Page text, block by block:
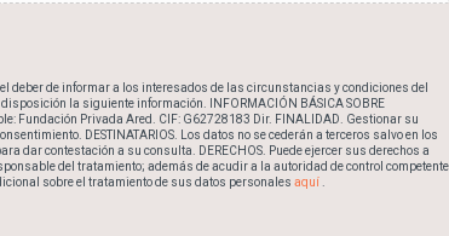
deber de informar a los interesados ​​de las circunstancias y condiciones del
la siguiente información. INFORMACIÓN BÁSICA SOBRE
Fundación Privada Ared. CIF: G62728183 Dir. FINALIDAD. Gestionar su
DESTINATARIOS. Los datos no se cederán a terceros salvo en los
dar contestación a su consulta. DERECHOS. Puede ejercer sus derechos a
del tratamiento; además de acudir a la autoridad de control competente
sobre el tratamiento de sus datos personales aquí.